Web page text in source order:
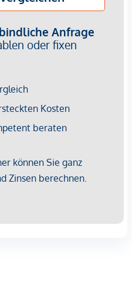
diese ist direkt
sind zentral vom
Bad mit Wanne und
ein getrenntes WC mit
angenehm temperiertes
und die
Ergänzt wird
Verfügbarkeit, optional